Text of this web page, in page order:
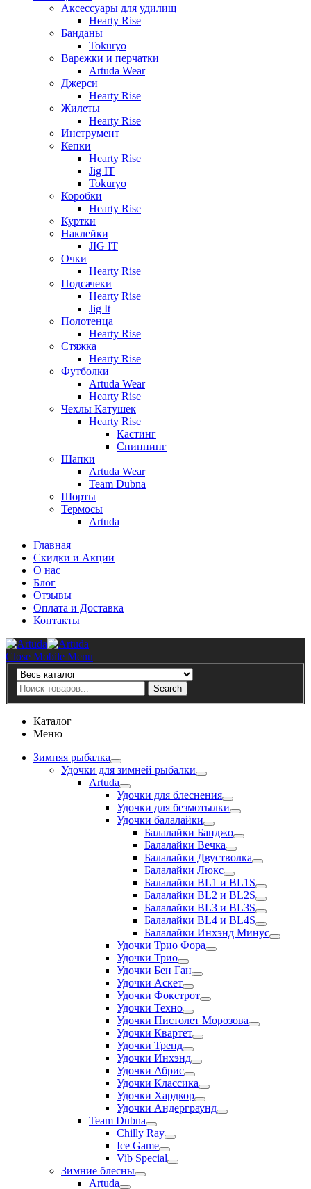
Аксессуары для удилищ
Hearty Rise
Банданы
Tokuryo
Варежки и перчатки
Artuda Wear
Джерси
Hearty Rise
Жилеты
Hearty Rise
Инструмент
Кепки
Hearty Rise
Jig IT
Tokuryo
Коробки
Hearty Rise
Куртки
Наклейки
JIG IT
Очки
Hearty Rise
Подсачеки
Hearty Rise
Jig It
Полотенца
Hearty Rise
Стяжка
Hearty Rise
Футболки
Artuda Wear
Hearty Rise
Чехлы Катушек
Hearty Rise
Кастинг
Спиннинг
Шапки
Artuda Wear
Team Dubna
Шорты
Термосы
Artuda
Главная
Скидки и Акции
О нас
Блог
Отзывы
Оплата и Доставка
Контакты
Artuda
Close Mobile Menu
Search
Search
Каталог
Меню
Зимняя рыбалка
Удочки для зимней рыбалки
Artuda
Удочки для блеснения
Удочки для безмотылки
Удочки балалайки
Балалайки Банджо
Балалайки Вечка
Балалайки Двустволка
Балалайки Люкс
Балалайки BL1 и BL1S
Балалайки BL2 и BL2S
Балалайки BL3 и BL3S
Балалайки BL4 и BL4S
Балалайки Инхэнд Минус
Удочки Трио Фора
Удочки Трио
Удочки Бен Ган
Удочки Аскет
Удочки Фокстрот
Удочки Техно
Удочки Пистолет Морозова
Удочки Квартет
Удочки Тренд
Удочки Инхэнд
Удочки Абрис
Удочки Классика
Удочки Хардкор
Удочки Андерграунд
Team Dubna
Chilly Ray
Ice Game
Vib Special
Зимние блесны
Artuda